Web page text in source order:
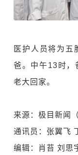
医护人员将为五
爸。中午13时，
老大回家。
来源：极目新闻
通讯员：张翼飞
编辑：肖苔 刘思